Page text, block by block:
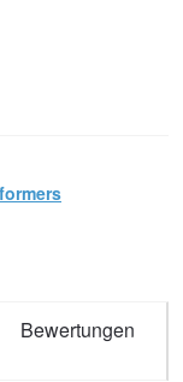
Bewertungen